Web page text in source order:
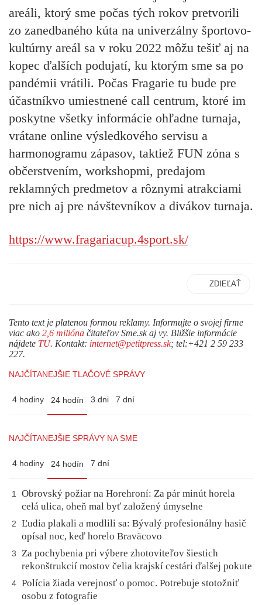
areáli, ktorý sme počas tých rokov pretvorili
zo zanedbaného kúta na univerzálny športovo-
kultúrny areál sa v roku 2022 môžu tešiť aj na
kopec ďalších podujatí, ku ktorým sme sa po
pandémii vrátili. Počas Fragarie tu bude pre
účastníkvo umiestnené call centrum, ktoré im
poskytne všetky informácie ohľadne turnaja,
vrátane online výsledkového servisu a
harmonogramu zápasov, taktiež FUN zóna s
občerstvením, workshopmi, predajom
reklamných predmetov a rôznymi atrakciami
pre nich aj pre návštevníkov a divákov turnaja.
https://www.fragariacup.4sport.sk/
ZDIEĽAŤ
Tento text je platenou formou reklamy. Informujte o svojej firme
viac ako 2,6 milióna čitateľov Sme.sk aj vy. Bližšie informácie
nájdete TU. Kontakt: internet@petitpress.sk; tel:+421 2 59 233
227.
NAJČÍTANEJŠIE TLAČOVÉ SPRÁVY
4 hodiny 24 hodín 3 dni 7 dní
NAJČÍTANEJŠIE SPRÁVY NA SME
4 hodiny 24 hodín 7 dní
1
Obrovský požiar na Horehroní: Za pár minút horela
celá ulica, oheň mal byť založený úmyselne
2
Ľudia plakali a modlili sa: Bývalý profesionálny hasič
opísal noc, keď horelo Braväcovo
3
Za pochybenia pri výbere zhotoviteľov šiestich
rekonštrukcií mostov čelia krajskí cestári ďalšej pokute
4 Polícia žiada verejnosť o pomoc. Potrebuje stotožniť
osobu z fotografie